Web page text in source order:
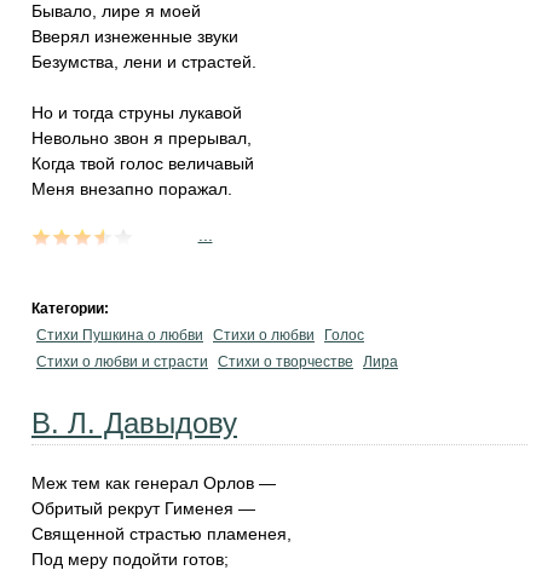
Бывало, лире я моей
Вверял изнеженные звуки
Безумства, лени и страстей.
Но и тогда струны лукавой
Невольно звон я прерывал,
Когда твой голос величавый
Меня внезапно поражал.
Категории:
Стихи Пушкина о любви
Стихи о любви
Голос
Стихи о любви и страсти
Стихи о творчестве Лира
В. Л. Давыдову
Меж тем как генерал Орлов —
Обритый рекрут Гименея —
Священной страстью пламенея,
Под меру подойти готов;